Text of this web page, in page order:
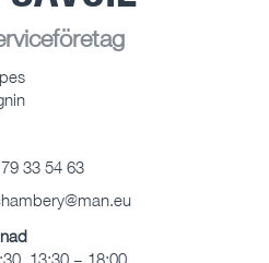
33 54 63
13:30 – 18:00